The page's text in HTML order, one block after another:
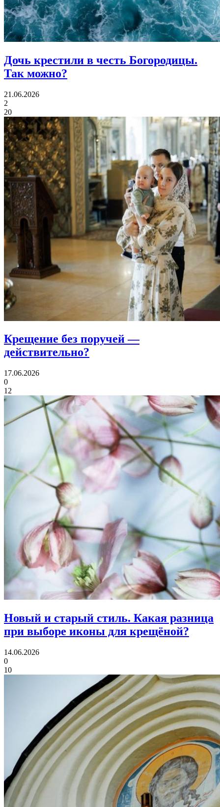
Дочь крестили в честь Богородицы.
Так можно?
21.06.2026
2
20
Крещение без поручей—
действительно?
17.06.2026
0
12
Новый и старый стиль. Какая разница
при выборе иконы для крещёной?
14.06.2026
0
10